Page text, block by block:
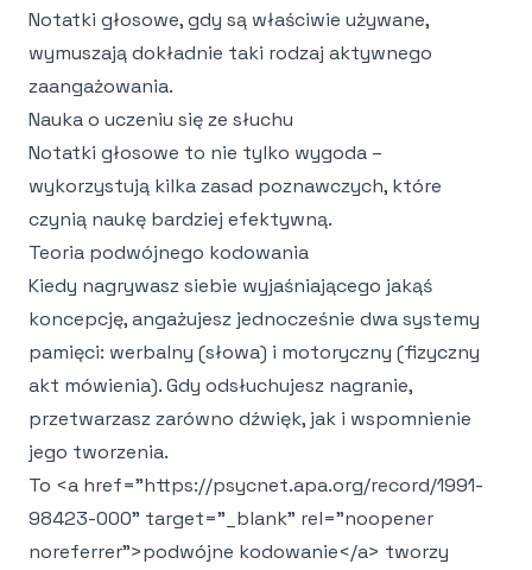
Notatki głosowe, gdy są właściwie używane,
wymuszają dokładnie taki rodzaj aktywnego
zaangażowania.
Nauka o uczeniu się ze słuchu
Notatki głosowe to nie tylko wygoda –
wykorzystują kilka zasad poznawczych, które
czynią naukę bardziej efektywną.
Teoria podwójnego kodowania
Kiedy nagrywasz siebie wyjaśniającego jakąś
koncepcję, angażujesz jednocześnie dwa systemy
pamięci: werbalny (słowa) i motoryczny (fizyczny
akt mówienia). Gdy odsłuchujesz nagranie,
przetwarzasz zarówno dźwięk, jak i wspomnienie
jego tworzenia.
To <a href="https://psycnet.apa.org/record/1991-
98423-000" target="_blank" rel="noopener
noreferrer">podwójne kodowanie</a> tworzy